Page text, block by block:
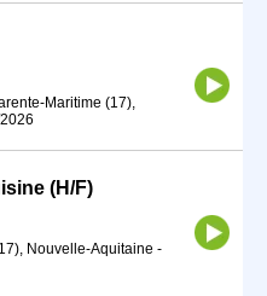
Maritime (17),
(H/F)
Nouvelle-Aquitaine -